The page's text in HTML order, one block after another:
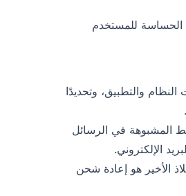
للمستخدم
النظام والتطبيق، وتحديدًا
المشبوهة في الرسائل
الإلكتروني.
الأخير هو إعادة شحن